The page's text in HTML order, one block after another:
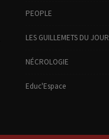
PEOPLE
LES GUILLEMETS DU JOUR
NÉCROLOGIE
Educ'Espace